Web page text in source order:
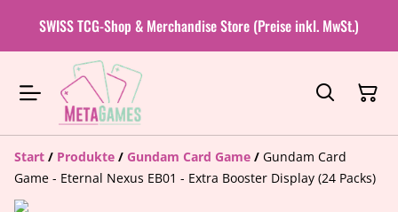
SWISS TCG-Shop & Merchandise Store (Preise inkl. MwSt.)
Start / Produkte / Gundam Card Game / Gundam Card
Game - Eternal Nexus EB01 - Extra Booster Display (24 Packs)